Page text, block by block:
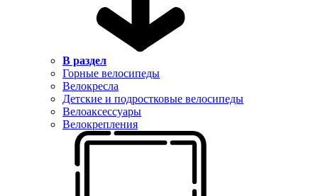
В раздел
Горные велосипеды
Велокресла
Детские и подростковые велосипеды
Велоаксессуары
Велокрепления